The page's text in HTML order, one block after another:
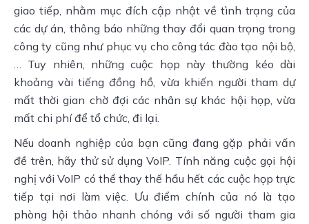
giao tiếp, nhằm mục đích cập nhật về tình trạng của
các dự án, thông báo những thay đổi quan trọng trong
công ty cũng như phục vụ cho công tác đào tạo nội bộ,
… Tuy nhiên, những cuộc họp này thường kéo dài
khoảng vài tiếng đồng hồ, vừa khiến người tham dự
mất thời gian chờ đợi các nhân sự khác hội họp, vừa
mất chi phí để tổ chức, đi lại.
Nếu doanh nghiệp của bạn cũng đang gặp phải vấn
đề trên, hãy thử sử dụng VoIP. Tính năng cuộc gọi hội
nghị với VoIP có thể thay thế hầu hết các cuộc họp trực
tiếp tại nơi làm việc. Ưu điểm chính của nó là tạo
phòng hội thảo nhanh chóng với số người tham gia